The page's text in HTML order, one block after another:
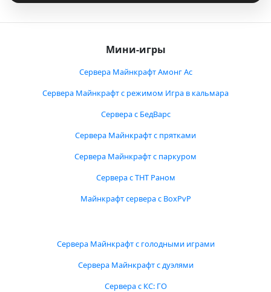
Мини-игры
Сервера Майнкрафт Амонг Ас
Сервера Майнкрафт с режимом Игра в кальмара
Сервера с БедВарс
Сервера Майнкрафт с прятками
Сервера Майнкрафт с паркуром
Сервера с ТНТ Раном
Майнкрафт сервера с BoxPvP
Сервера Майнкрафт с голодными играми
Сервера Майнкрафт с дуэлями
Сервера с КС: ГО